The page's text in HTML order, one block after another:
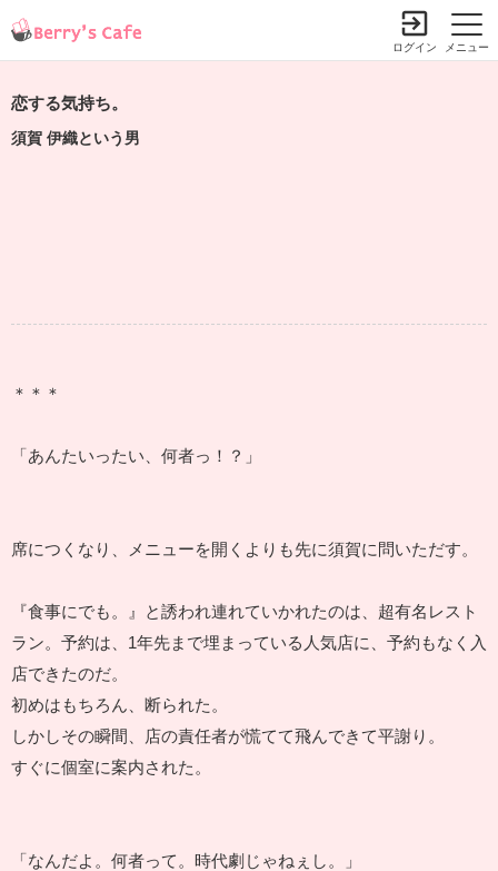
メニュー
ログイン
恋する気持ち。
須賀 伊織という男
＊＊＊
「あんたいったい、何者っ！？」
席につくなり、メニューを開くよりも先に須賀に問いただす。
『食事にでも。』と誘われ連れていかれたのは、超有名レスト
ラン。予約は、1年先まで埋まっている人気店に、予約もなく入
店できたのだ。
初めはもちろん、断られた。
しかしその瞬間、店の責任者が慌てて飛んできて平謝り。
すぐに個室に案内された。
「なんだよ。何者って。時代劇じゃねぇし。」